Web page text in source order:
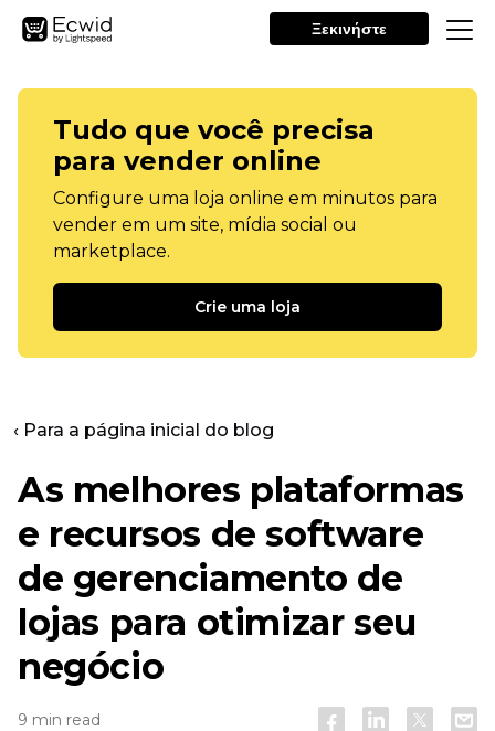
Ξεκινήστε
Tudo que você precisa
para vender online
Configure uma loja online em minutos para
vender em um site, mídia social ou
marketplace.
Crie uma loja
‹ Para a página inicial do blog
As melhores plataformas
e recursos de software
de gerenciamento de
lojas para otimizar seu
negócio
9 min read